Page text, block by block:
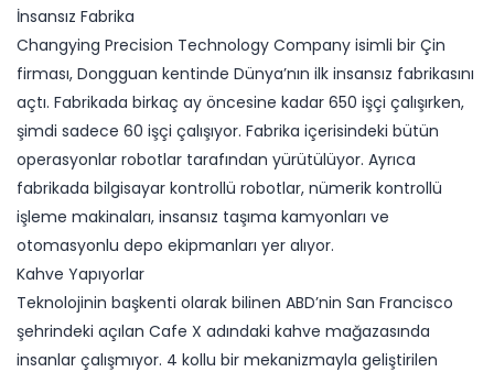
İnsansız Fabrika
Changying Precision Technology Company isimli bir Çin
firması, Dongguan kentinde Dünya’nın ilk insansız fabrikasını
açtı. Fabrikada birkaç ay öncesine kadar 650 işçi çalışırken,
şimdi sadece 60 işçi çalışıyor. Fabrika içerisindeki bütün
operasyonlar robotlar tarafından yürütülüyor. Ayrıca
fabrikada bilgisayar kontrollü robotlar, nümerik kontrollü
işleme makinaları, insansız taşıma kamyonları ve
otomasyonlu depo ekipmanları yer alıyor.
Kahve Yapıyorlar
Teknolojinin başkenti olarak bilinen ABD’nin San Francisco
şehrindeki açılan Cafe X adındaki kahve mağazasında
insanlar çalışmıyor. 4 kollu bir mekanizmayla geliştirilen